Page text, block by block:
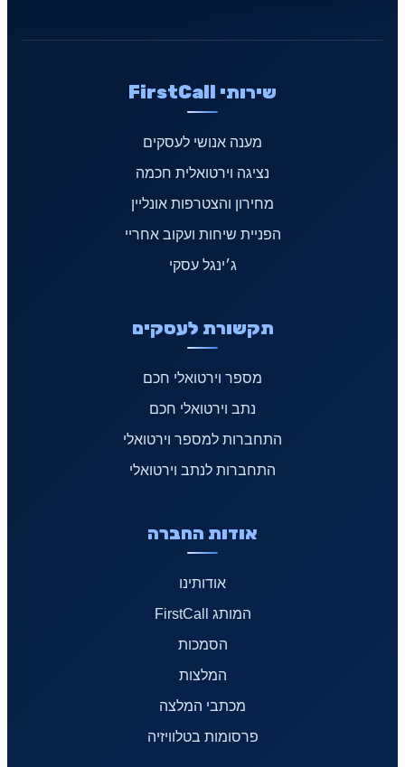
שירותי FirstCall
מענה אנושי לעסקים
נציגה וירטואלית חכמה
מחירון והצטרפות אונליין
הפניית שיחות ועקוב אחריי
ג׳ינגל עסקי
תקשורת לעסקים
מספר וירטואלי חכם
נתב וירטואלי חכם
התחברות למספר וירטואלי
התחברות לנתב וירטואלי
אודות החברה
אודותינו
המותג FirstCall
הסמכות
המלצות
מכתבי המלצה
פרסומות בטלוויזיה